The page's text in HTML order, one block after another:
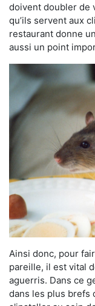
doivent doubler de
qu’ils servent aux
restaurant donne
aussi un point
Ainsi donc, pour
pareille, il est vital
aguerris. Dans ce
dans les plus brefs